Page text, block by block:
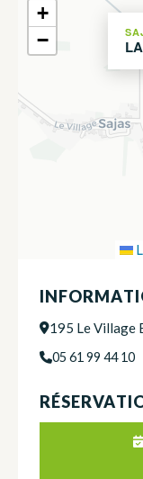
+
−
195 Le Village
05 61 99 44 10